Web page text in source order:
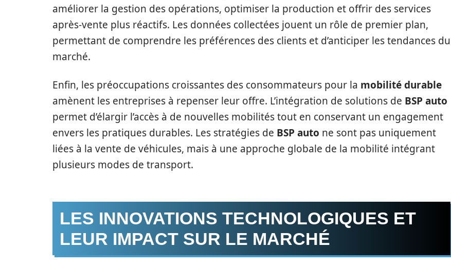
améliorer la gestion des opérations, optimiser la production et offrir des services
après-vente plus réactifs. Les données collectées jouent un rôle de premier plan,
permettant de comprendre les préférences des clients et d’anticiper les tendances du
marché.
Enfin, les préoccupations croissantes des consommateurs pour la mobilité durable
amènent les entreprises à repenser leur offre. L’intégration de solutions de BSP auto
permet d’élargir l’accès à de nouvelles mobilités tout en conservant un engagement
envers les pratiques durables. Les stratégies de BSP auto ne sont pas uniquement
liées à la vente de véhicules, mais à une approche globale de la mobilité intégrant
plusieurs modes de transport.
LES INNOVATIONS TECHNOLOGIQUES ET
LEUR IMPACT SUR LE MARCHÉ